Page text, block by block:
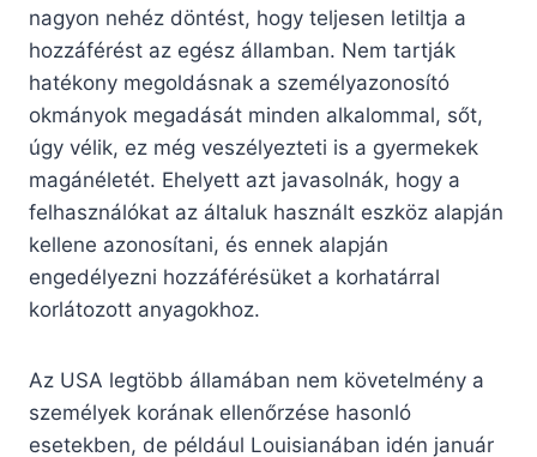
nagyon nehéz döntést, hogy teljesen letiltja a
hozzáférést az egész államban. Nem tartják
hatékony megoldásnak a személyazonosító
okmányok megadását minden alkalommal, sőt,
úgy vélik, ez még veszélyezteti is a gyermekek
magánéletét. Ehelyett azt javasolnák, hogy a
felhasználókat az általuk használt eszköz alapján
kellene azonosítani, és ennek alapján
engedélyezni hozzáférésüket a korhatárral
korlátozott anyagokhoz.
Az USA legtöbb államában nem követelmény a
személyek korának ellenőrzése hasonló
esetekben, de például Louisianában idén január